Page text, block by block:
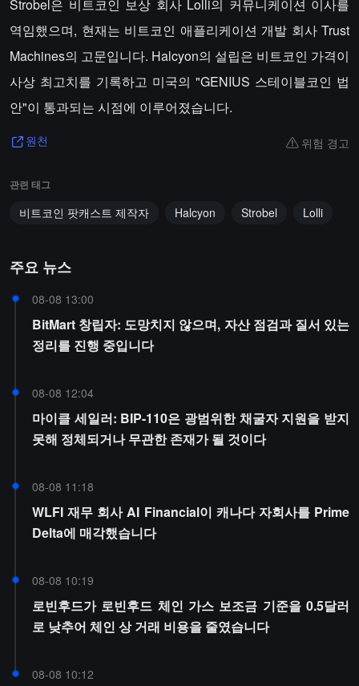
Strobel은 비트코인 보상 회사 Lolli의 커뮤니케이션 이사를
역임했으며, 현재는 비트코인 애플리케이션 개발 회사 Trust
Machines의 고문입니다. Halcyon의 설립은 비트코인 가격이
사상 최고치를 기록하고 미국의 "GENIUS 스테이블코인 법
안"이 통과되는 시점에 이루어졌습니다.
원천 위험 경고
관련 태그
비트코인 팟캐스트 제작자 Halcyon Strobel Lolli
주요 뉴스
08-08 13:00
BitMart 창립자: 도망치지 않으며, 자산 점검과 질서 있는
정리를 진행 중입니다
08-08 12:04
마이클 세일러: BIP-110은 광범위한 채굴자 지원을 받지
못해 정체되거나 무관한 존재가 될 것이다
08-08 11:18
WLFI 재무 회사 AI Financial이 캐나다 자회사를 Prime
Delta에 매각했습니다
08-08 10:19
로빈후드가 로빈후드 체인 가스 보조금 기준을 0.5달러
로 낮추어 체인 상 거래 비용을 줄였습니다
08-08 10:12